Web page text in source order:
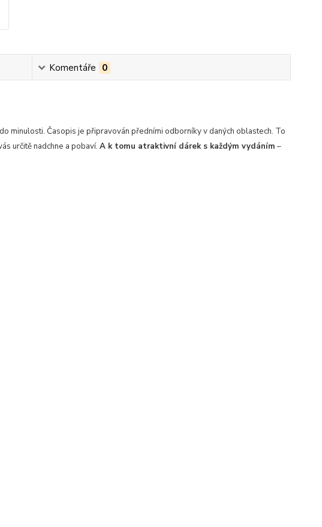
Komentáře 0
minulosti. Časopis je připravován předními odborníky v daných oblastech. To
určitě nadchne a pobaví. A k tomu atraktivní dárek s každým vydáním –